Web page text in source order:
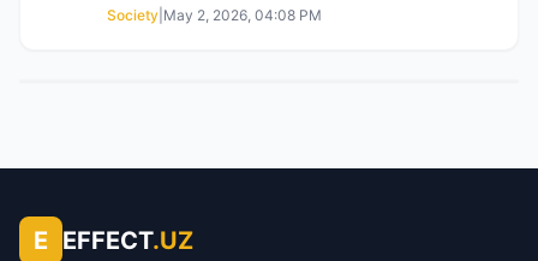
sotilgani maʼlum boʻldi
Society May 2, 2026, 04:08 PM
E EFFECT.UZ